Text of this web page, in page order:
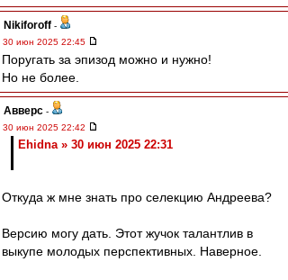
Nikiforoff -
30 июн 2025 22:45
Поругать за эпизод можно и нужно!
Но не более.
Авверс -
30 июн 2025 22:42
Ehidna » 30 июн 2025 22:31
Откуда ж мне знать про селекцию Андреева?
Версию могу дать. Этот жучок талантлив в
выкупе молодых перспективных. Наверное.